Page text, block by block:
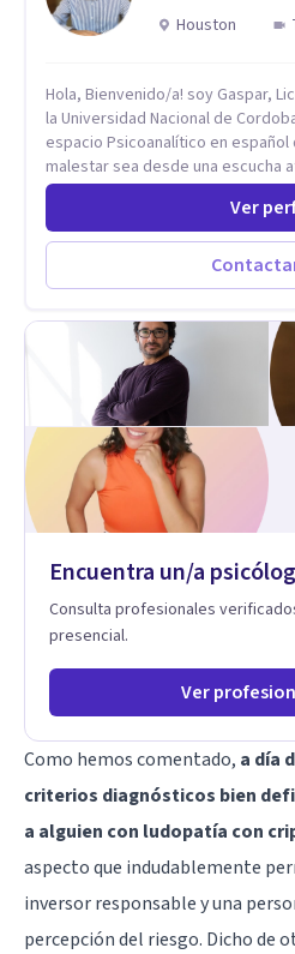
Houston
Hola, Bienvenido/a! soy Gaspar,
la Universidad Nacional de
espacio Psicoanalítico en
malestar sea desde una escucha
rescatando lo singular de cada
Considero que todas las
sufrir y cada una por cuestiones
espacio donde se le dará un lugar
singulares de cada uno, para luego
seminarios, una especialización
investigo. Siempre en la
profesional.
Ver
Encuentra un/a
Consulta profesionales
presencial.
Ver
Como hemos comentado, a día
criterios diagnósticos bien
a alguien con ludopatía con
aspecto que indudablemente
inversor responsable y una
percepción del riesgo. Dicho de